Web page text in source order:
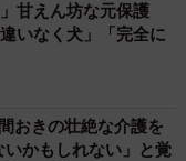
甘えん坊な元保護
いなく犬」「完全に
おきの壮絶な介護を
かもしれない」と覚